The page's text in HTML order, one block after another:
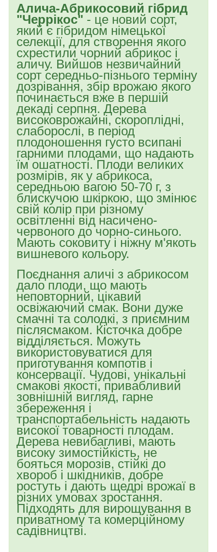
Алича-Абрикосовий гібрид
"Черрікос" - це новий сорт,
який є гібридом німецької
селекції, для створення якого
схрестили чорний абрикос і
аличу. Вийшов незвичайний
сорт середньо-пізнього терміну
дозрівання, збір врожаю якого
починається вже в першій
декаді серпня. Дерева
високоврожайні, скороплідні,
слаборослі, в період
плодоношення густо всипані
гарними плодами, що надають
їм ошатності. Плоди великих
розмірів, як у абрикоса,
середньою вагою 50-70 г, з
блискучою шкіркою, що змінює
свій колір при різному
освітленні від насичено-
червоного до чорно-синього.
Мають соковиту і ніжну м'якоть
вишневого кольору.
Поєднання аличі з абрикосом
дало плоди, що мають
неповторний, цікавий
освіжаючий смак. Вони дуже
смачні та солодкі, з приємним
післясмаком. Кісточка добре
відділяється. Можуть
використовуватися для
приготування компотів і
консервації. Чудові, унікальні
смакові якості, привабливий
зовнішній вигляд, гарне
збереження і
транспортабельність надають
високої товарності плодам.
Дерева невибагливі, мають
високу зимостійкість, не
бояться морозів, стійкі до
хвороб і шкідників, добре
ростуть і дають щедрі врожаї в
різних умовах зростання.
Підходять для вирощування в
приватному та комерційному
садівництві.